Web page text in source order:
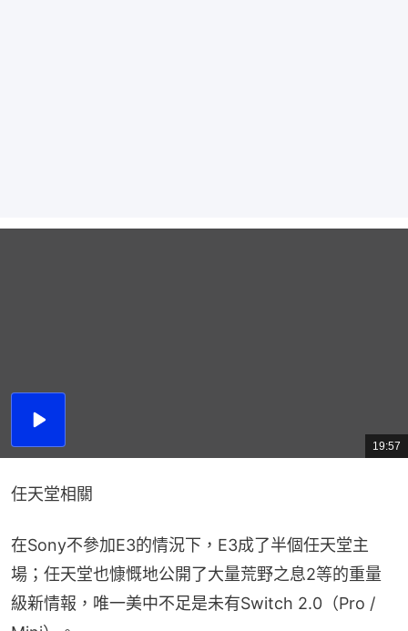
播
總
共
19:57
任天堂相關
在Sony不參加E3的情況下，E3成了半個任天堂主
場；任天堂也慷慨地公開了大量荒野之息2等的重量
級新情報，唯一美中不足是未有Switch 2.0（Pro /